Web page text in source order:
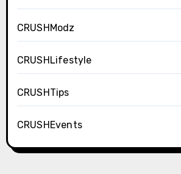
CRUSHModz
CRUSHLifestyle
CRUSHTips
CRUSHEvents